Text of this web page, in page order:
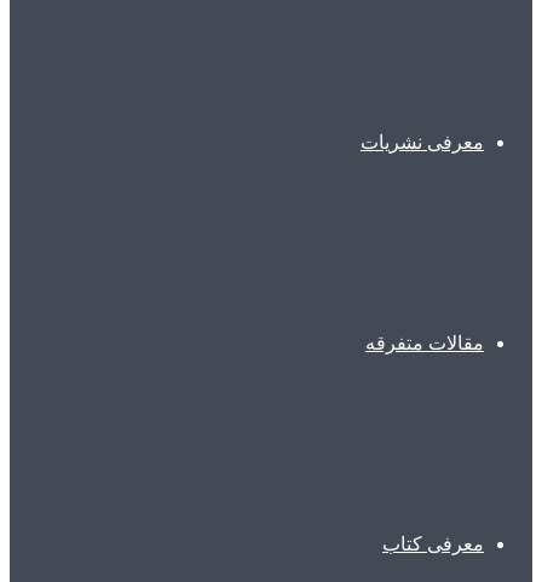
معرفی نشریات
مقالات متفرقه
معرفی کتاب